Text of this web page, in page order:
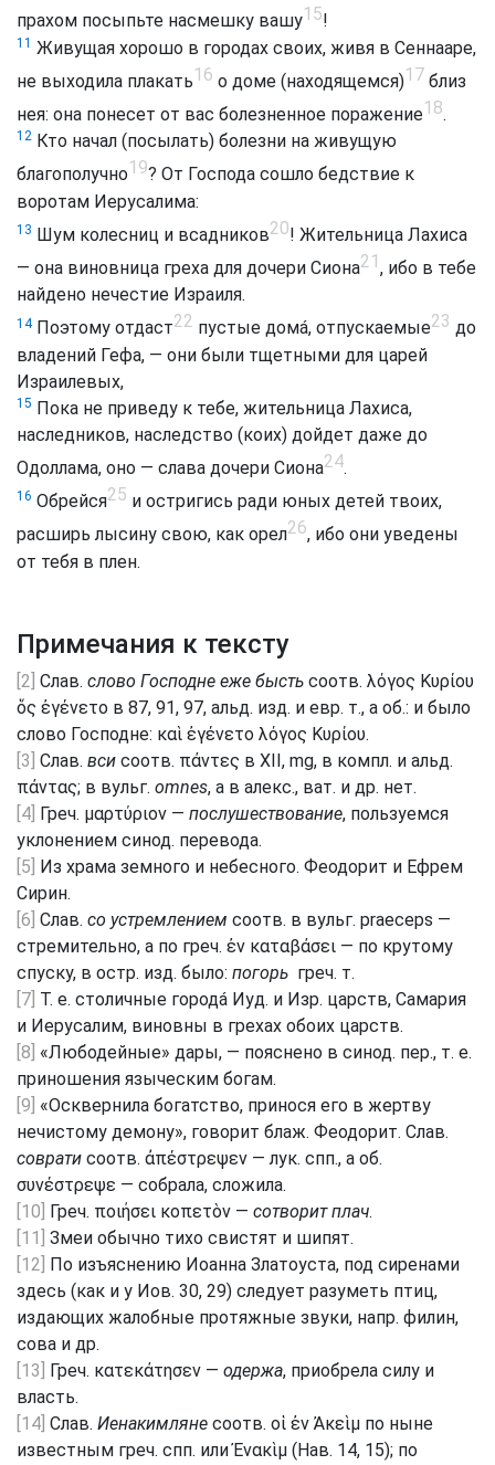
прахом посыпьте насмешку вашу15!
11 Живущая хорошо в городах своих, живя в Сеннааре,
не выходила плакать16 о доме (находящемся)17 близ
нея: она понесет от вас болезненное поражение18.
12 Кто начал (посылать) болезни на живущую
благополучно19? От Господа сошло бедствие к
воротам Иерусалима:
13 Шум колесниц и всадников20! Жительница Лахиса
— она виновница греха для дочери Сиона21, ибо в тебе
найдено нечестие Израиля.
14Поэтому отдаст22 пустые домá, отпускаемые23 до
владений Гефа, — они были тщетными для царей
Израилевых,
15 Пока не приведу к тебе, жительница Лахиса,
наследников, наследство (коих) дойдет даже до
Одоллама, оно — слава дочери Сиона24.
16 Обрейся25 и остригись ради юных детей твоих,
расширь лысину свою, как орел26, ибо они уведены
от тебя в плен.
Примечания к тексту
[2] Слав. слово Господне еже бысть соотв. λόγος Κυρίου
ὅς ἐγένετο в 87, 91, 97, альд. изд. и евр. т., а об.: и было
слово Господне: καὶ ἐγένετο λόγος Κυρίου.
[3] Слав. вси соотв. πάντες в XII, mg, в компл. и альд.
πάντας; в вульг. omnes, а в алекс., ват. и др. нет.
[4] Греч. μαρτύριον — послушествование, пользуемся
уклонением синод. перевода.
[5] Из храма земного и небесного. Феодорит и Ефрем
Сирин.
[6] Слав. со устремлением соотв. в вульг. praeceps —
стремительно, а по греч. ἐν καταβάσει — по крутому
спуску, в остр. изд. было: погорь ­ греч. т.
[7] Т. е. столичные городá Иуд. и Изр. царств, Самария
и Иерусалим, виновны в грехах обоих царств.
[8] «Любодейные» дары, — пояснено в синод. пер., т. е.
приношения языческим богам.
[9] «Осквернила богатство, принося его в жертву
нечистому демону», говорит блаж. Феодорит. Слав.
соврати соотв. ἀπέστρεψεν — лук. спп., а об.
συνέστρεψε — собрала, сложила.
[10] Греч. ποιήσει κοπετὸν — сотворит плач.
[11] Змеи обычно тихо свистят и шипят.
[12] По изъяснению Иоанна Златоуста, под сиренами
здесь (как и у Иов. 30, 29) следует разуметь птиц,
издающих жалобные протяжные звуки, напр. филин,
сова и др.
[13] Греч. κατεκάτησεν — одержа, приобрела силу и
власть.
[14] Слав. Иенакимляне соотв. οἱ ἐν Ἀκεὶμ по ныне
известным греч. спп. или Ἐνακὶμ (Нав. 14, 15); по